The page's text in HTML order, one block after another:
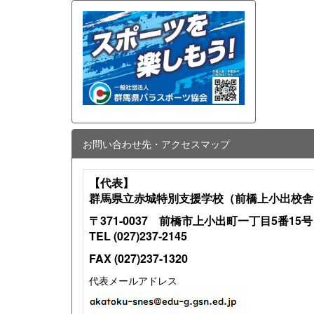
お問い合わせ先・アクセスマップ
【代表】
群馬県立赤城特別支援学校（前橋上小出校
〒371-0037 前橋市上小出町一丁目5番15号
TEL (027)237-2145
FAX (027)237-1320
代表メールアドレス